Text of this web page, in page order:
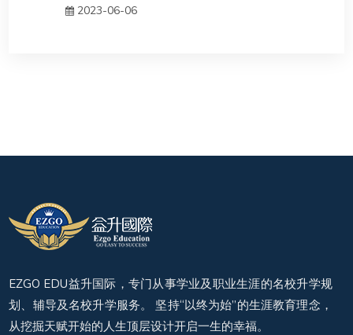
2023-06-06
EZGO EDU益升国际，专门从事学业及职业生涯的名校升学规
划、辅导及名校升学服务。 坚持“以终为始”的生涯教育理念，
从挖掘天赋开始的人生顶层设计开启一生的幸福。